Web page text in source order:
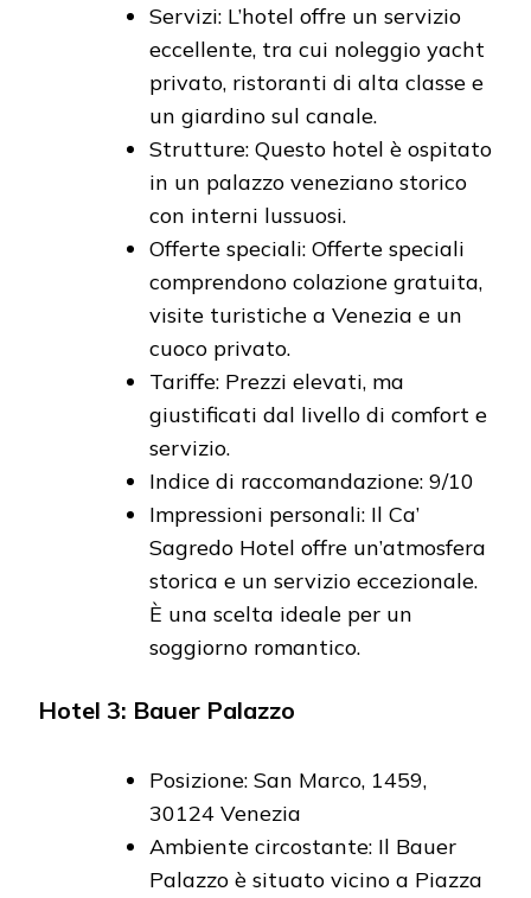
Servizi: L’hotel offre un servizio
eccellente, tra cui noleggio yacht
privato, ristoranti di alta classe e
un giardino sul canale.
Strutture: Questo hotel è ospitato
in un palazzo veneziano storico
con interni lussuosi.
Offerte speciali: Offerte speciali
comprendono colazione gratuita,
visite turistiche a Venezia e un
cuoco privato.
Tariffe: Prezzi elevati, ma
giustificati dal livello di comfort e
servizio.
Indice di raccomandazione: 9/10
Impressioni personali: Il Ca’
Sagredo Hotel offre un’atmosfera
storica e un servizio eccezionale.
È una scelta ideale per un
soggiorno romantico.
Hotel 3: Bauer Palazzo
Posizione: San Marco, 1459,
30124 Venezia
Ambiente circostante: Il Bauer
Palazzo è situato vicino a Piazza